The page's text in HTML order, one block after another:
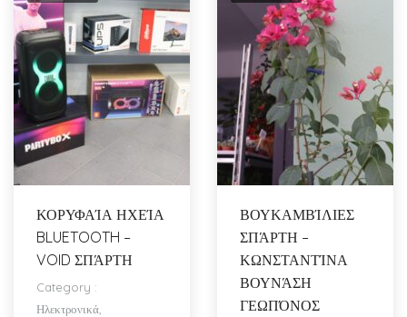
ΚΟΡΥΦΑΊΑ ΗΧΕΊΑ
BLUETOOTH –
VOID ΣΠΆΡΤΗ
Category :
Ηλεκτρονικά,
ΒΟΥΚΑΜΒΊΛΙΕΣ
ΣΠΆΡΤΗ –
ΚΩΝΣΤΑΝΤΊΝΑ
ΒΟΥΝΆΣΗ
ΓΕΩΠΌΝΟΣ